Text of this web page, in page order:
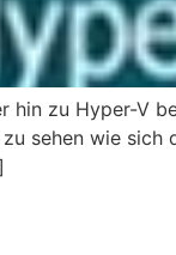
zu Hyper-V
sehen wie